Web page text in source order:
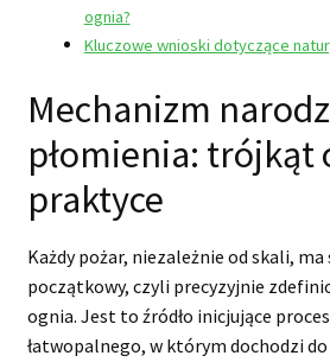
ognia?
Kluczowe wnioski dotyczące
Mechanizm
płomienia: trójkąt
praktyce
Każdy pożar, niezależnie od skali,
początkowy, czyli precyzyjnie
ognia. Jest to źródło inicjujące
łatwopalnego, w którym dochodzi